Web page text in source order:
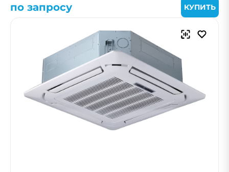
Midea
Показать еще
ПРИМЕНИТЬ
Очистить
Смотреть все фильтры
по запросу КУПИТЬ